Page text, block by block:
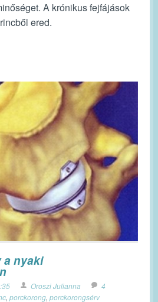
A krónikus fejfájások
ered.
a nyaki
Oroszi Julianna
4
, porckorong, porckorongsérv